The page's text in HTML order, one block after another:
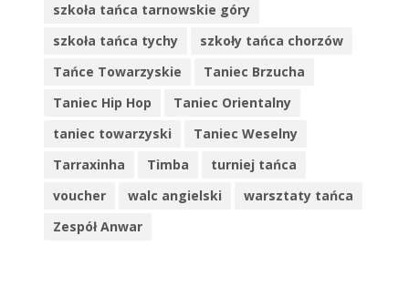
szkoła tańca tarnowskie góry
szkoła tańca tychy
szkoły tańca chorzów
Tańce Towarzyskie
Taniec Brzucha
Taniec Hip Hop
Taniec Orientalny
taniec towarzyski
Taniec Weselny
Tarraxinha
Timba
turniej tańca
voucher
walc angielski
warsztaty tańca
Zespół Anwar